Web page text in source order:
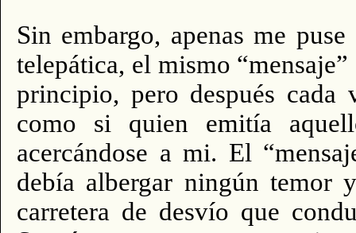
Sin embargo, apenas me
telepática, el mismo
principio, pero después cada
como si quien emitía
acercándose a mi. El
debía albergar ningún temor
carretera de desvío que